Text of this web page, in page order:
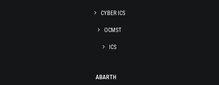
CYBER ICS
OCMST
ICS
ABARTH